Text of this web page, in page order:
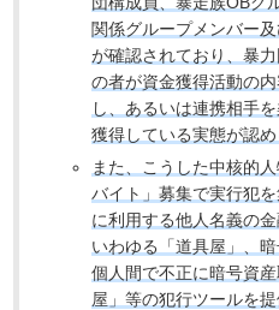
関係グループメンバー
が確認されており、暴
の者が資金獲得活動の
し、あるいは連携相手
獲得している実態が認め
また、こうした中核的
バイト」募集で実行犯
に利用する他人名義の
いわゆる「道具屋」、
個人間で不正に暗号資
屋」等の犯行ツールを